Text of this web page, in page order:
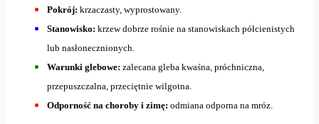
Pokrój: krzaczasty, wyprostowany.
Stanowisko: krzew dobrze rośnie na stanowiskach półcienistych
lub nasłonecznionych.
Warunki glebowe: zalecana gleba kwaśna, próchniczna,
przepuszczalna, przeciętnie wilgotna.
Odporność na choroby i zimę: odmiana odporna na mróz.